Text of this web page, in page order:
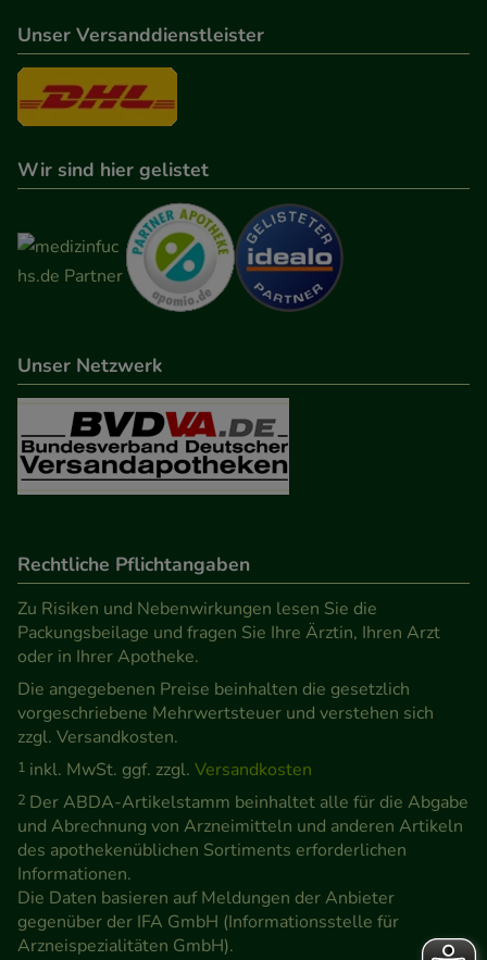
auch auf Ihre Bedürfnisse zugeschrittene Inhalte
anzuzeigen und unser Partnerprogramm zu
betreiben.
Statistik & Tracking:Hierüber lassen sich
Informationen über die Art und Weise der Nutzung
unserer Website sammeln, mit deren Hilfe wir
unsere Website weiter für Sie optimieren können,
den Inhalt auf unserer Website aber auch die
Werbung auf Drittseiten möglichst relevant für Sie
teilweise an Dritte wie z.B. Google oder soziale
Medien übertragen werden.
Unser Versanddienstleister
Wir sind hier gelistet
Unser Netzwerk
Rechtliche Pflichtangaben
Zu Risiken und Nebenwirkungen lesen Sie die
Packungsbeilage und fragen Sie Ihre Ärztin, Ihren Arzt
oder in Ihrer Apotheke.
Die angegebenen Preise beinhalten die gesetzlich
vorgeschriebene Mehrwertsteuer und verstehen sich
zzgl. Versandkosten.
1 inkl. MwSt. ggf. zzgl. Versandkosten
2 Der ABDA-Artikelstamm beinhaltet alle für die Abgabe
und Abrechnung von Arzneimitteln und anderen Artikeln
des apothekenüblichen Sortiments erforderlichen
Informationen.
Die Daten basieren auf Meldungen der Anbieter
gegenüber der IFA GmbH (Informationsstelle für
Arzneispezialitäten GmbH).